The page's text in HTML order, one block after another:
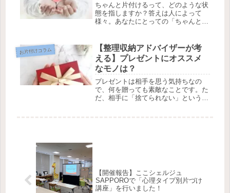
ちゃんと片付けるって、どのような状
態を指しますか？答えは人によって
様々。あなたにとっての「ちゃんと」
お片付けコラム
【整理収納アドバイザーが考
える】プレゼントにオススメ
なモノは？
プレゼントは相手を思う気持ちなの
で、何を贈っても素敵なことです。た
だ、相手に「捨てられない」という思
【開催報告】ここシェルジュ
SAPPOROで「心理タイプ別片づけ
講座」を行いました！